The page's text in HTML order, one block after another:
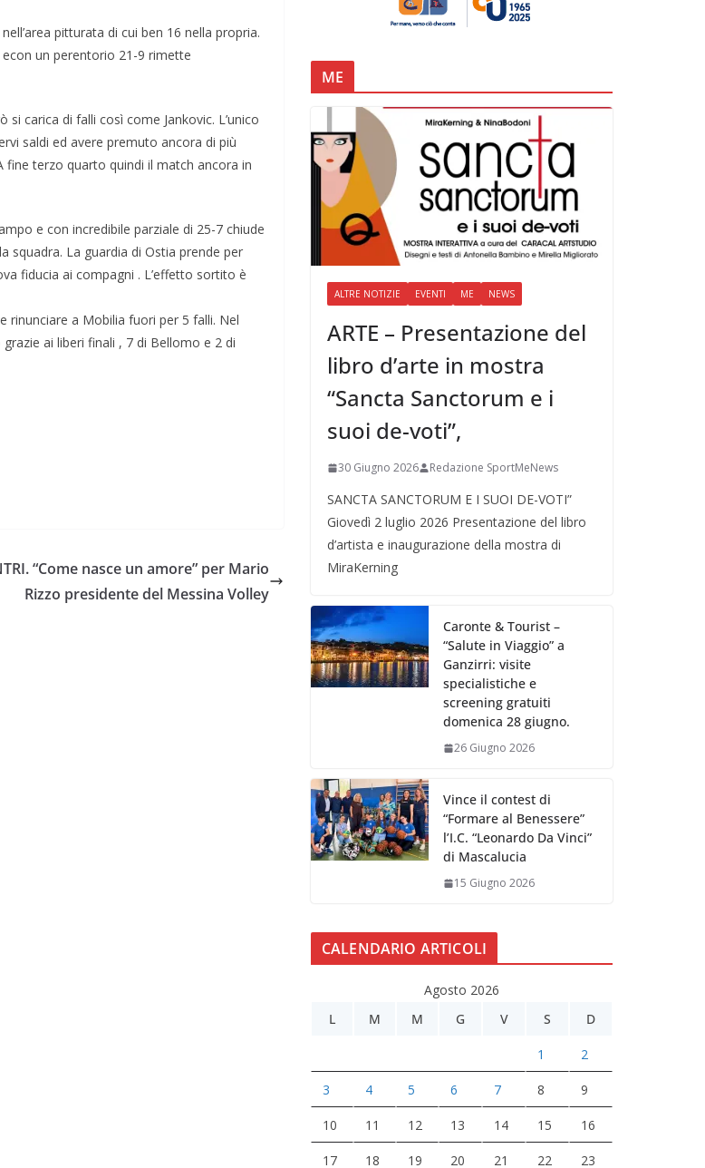
pitturata di cui ben 16 nella propria.
econ un perentorio 21-9 rimette
carica di falli così come Jankovic. L’unico
saldi ed avere premuto ancora di più
fine terzo quarto quindi il match ancora in
e con incredibile parziale di 25-7 chiude
squadra. La guardia di Ostia prende per
fiducia ai compagni . L’effetto sortito è
rinunciare a Mobilia fuori per 5 falli. Nel
ai liberi finali , 7 di Bellomo e 2 di
“Come nasce un amore” per Mario
Rizzo presidente del Messina Volley
ME
ALTRE NOTIZIE EVENTI ME NEWS
ARTE – Presentazione del
libro d’arte in mostra
“Sancta Sanctorum e i
suoi de-voti”,
30 Giugno 2026 Redazione SportMeNews
SANCTA SANCTORUM E I SUOI DE-VOTI”
Giovedì 2 luglio 2026 Presentazione del libro
d’artista e inaugurazione della mostra di
MiraKerning
Caronte & Tourist –
“Salute in Viaggio” a
Ganzirri: visite
specialistiche e
screening gratuiti
domenica 28 giugno.
26 Giugno 2026
Vince il contest di
“Formare al Benessere”
l’I.C. “Leonardo Da Vinci”
di Mascalucia
15 Giugno 2026
CALENDARIO ARTICOLI
Agosto 2026
L
M M G V S D
1 2
3 4 5 6 7 8 9
10 11 12 13 14 15 16
17 18 19 20 21 22 23